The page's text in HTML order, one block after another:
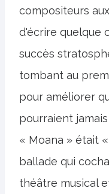
compositeurs
d'écrire quelque
succès
tombant au
pour améliorer
pourraient
« Moana » était
ballade qui
théâtre musical